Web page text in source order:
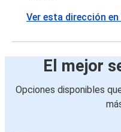
Ver esta dirección
El mejor
Opciones disponibles